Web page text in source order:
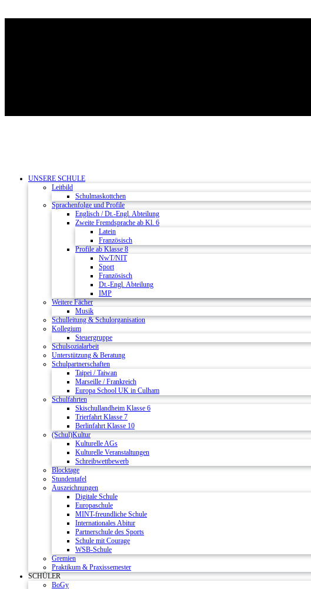
UNSERE SCHULE
Leitbild
Schulmaskottchen
Sprachenfolge und Profile
Englisch / Dt.-Engl. Abteilung
Zweite Fremdsprache ab Kl. 6
Latein
Französisch
Profile ab Klasse 8
NwT/NIT
Sport
Französisch
Dt.-Engl. Abteilung
IMP
Weitere Fächer
Musik
Schulleitung & Schulorganisation
Kollegium
Steuergruppe
Schulsozialarbeit
Unterstützung & Beratung
Schulpartnerschaften
Taipei / Taiwan
Marseille / Frankreich
Europa School UK in Culham
Schulfahrten
Skischullandheim Klasse 6
Trierfahrt Klasse 7
Berlinfahrt Klasse 10
(Schul)Kultur
Kulturelle AGs
Kulturelle Veranstaltungen
Schreibwettbewerb
Blocktage
Stundentafel
Auszeichnungen
Digitale Schule
Europaschule
MINT-freundliche Schule
Internationales Abitur
Partnerschule des Sports
Schule mit Courage
WSB-Schule
Gremien
Praktikum & Praxissemester
SCHÜLER
BoGy